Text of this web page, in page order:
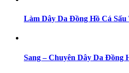
Làm Dây Da Đồng Hồ Cá
Sang – Chuyên Dây Da Đồng